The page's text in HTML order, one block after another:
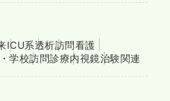
ICU系透析訪問看護
学校訪問診療内視鏡治験関連